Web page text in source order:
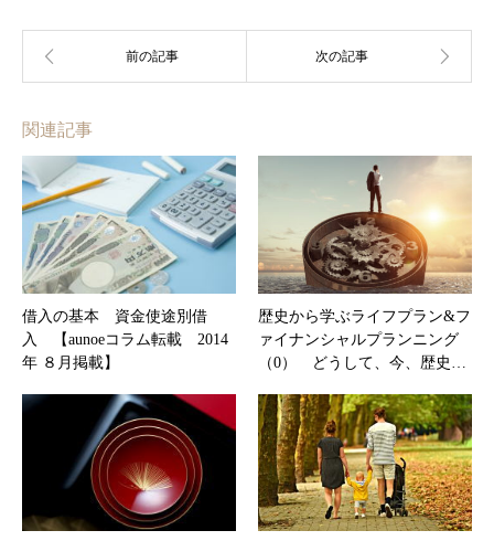
関連記事
借入の基本 資金使途別借
入 【aunoeコラム転載 2014
年 ８月掲載】
歴史から学ぶライフプラン&フ
ァイナンシャルプランニング
（0） どうして、今、歴史…